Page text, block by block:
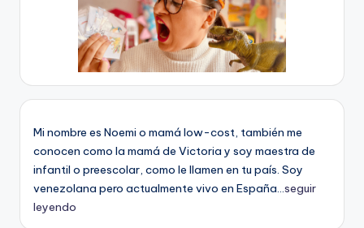
Mi nombre es Noemi o mamá low-cost, también me
conocen como la mamá de Victoria y soy maestra de
infantil o preescolar, como le llamen en tu país. Soy
venezolana pero actualmente vivo en España...seguir
leyendo